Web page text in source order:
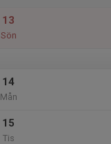
13
Sön
14
Mån
15
Tis